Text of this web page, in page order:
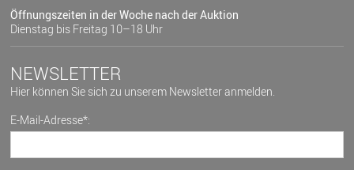
Öffnungszeiten in der Woche nach der Auktion
Dienstag bis Freitag 10–18 Uhr
NEWSLETTER
Hier können Sie sich zu unserem Newsletter anmelden.
E-Mail-Adresse*: